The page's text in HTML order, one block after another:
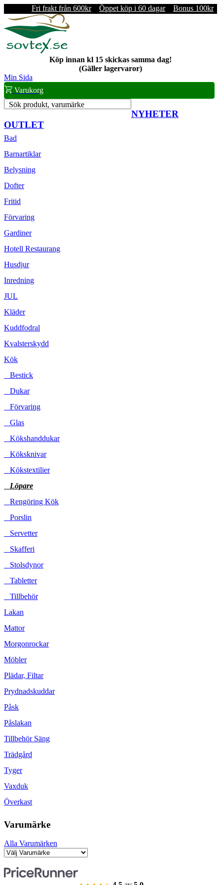
Fri frakt från 600kr Öppet köp i 60 dagar Bonus 100kr
Köp innan kl 15 skickas samma dag!
(Gäller lagervaror)
Min Sida
Varukorg
Sök produkt, varumärke
NYHETER
OUTLET
Bad
Barnartiklar
Belysning
Dofter
Fritid
Förvaring
Gardiner
Hotell Restaurang
Husdjur
Inredning
JUL
Kläder
Kuddfodral
Kvalsterskydd
Kök
Bestick
Dukar
Förvaring
Glas
Kökshanddukar
Köksknivar
Kökstextilier
Löpare
Rengöring Kök
Porslin
Servetter
Skafferi
Stolsdynor
Tabletter
Tillbehör
Lakan
Mattor
Morgonrockar
Möbler
Plädar, Filtar
Prydnadskuddar
Påsk
Påslakan
Tillbehör Säng
Trädgård
Tyger
Vaxduk
Överkast
Varumärke
Alla Varumärken